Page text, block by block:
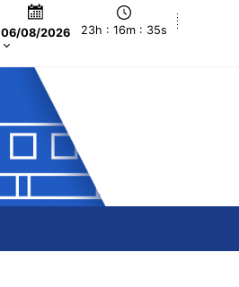
06/08/2026 23h : 16m : 36s